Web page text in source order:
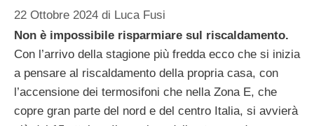
22 Ottobre 2024 di Luca Fusi
Non è impossibile risparmiare sul riscaldamento.
Con l’arrivo della stagione più fredda ecco che si inizia
a pensare al riscaldamento della propria casa, con
l’accensione dei termosifoni che nella Zona E, che
copre gran parte del nord e del centro Italia, si avvierà